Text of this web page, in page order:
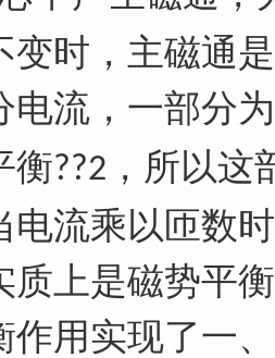
变时，主磁通
电流，一部分
衡??2 ，所以这
电流乘以匝数
质上是磁势平
作用实现了一